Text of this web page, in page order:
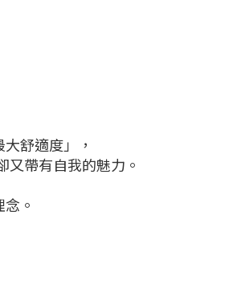
舒適度」，
帶有自我的魅力。
。